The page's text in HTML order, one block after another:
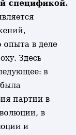
спецификой.
опыта в деле
Здесь
в
партии в
в
и